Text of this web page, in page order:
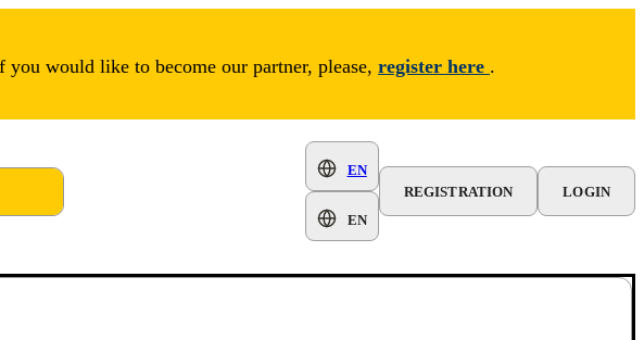
would like to become our partner, please, register here .
REGISTRATION LOGIN
EN
EN